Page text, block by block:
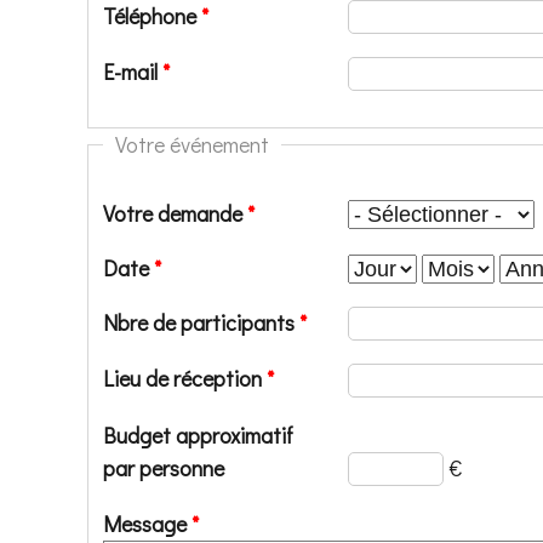
Téléphone*
E-mail*
Votre événement
Votre demande*
Date* Jour Mois
Nbre de participants*
Lieu de réception*
Budget approximatif
par personne
€
Message*